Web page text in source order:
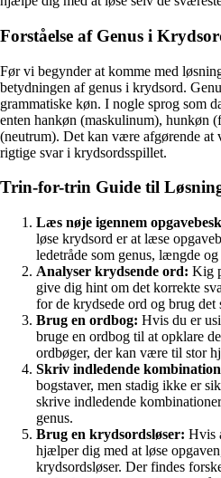
Forståelse af Genus i
Før vi begynder at komme med
betydningen af genus i krydsord.
grammatiske køn. I nogle sprog som
enten hankøn (maskulinum), hunkøn
(neutrum). Det kan være afgørende at
rigtige svar i krydsordsspillet.
Trin-for-trin Guide til
Læs nøje igennem
løse krydsord er at læse
ledetråde som genus, længde
Analyser krydsende ord: Kig
give dig hint om det korrekte
for de krydsede ord og brug det
Brug en ordbog: Hvis du er
bruge en ordbog til at opklare
ordbøger, der kan være til stor
Skriv indledende
bogstaver, men stadig ikke er
skrive indledende
genus.
Brug en krydsordsløser: Hvis
hjælper dig med at løse
krydsordsløser. Der findes